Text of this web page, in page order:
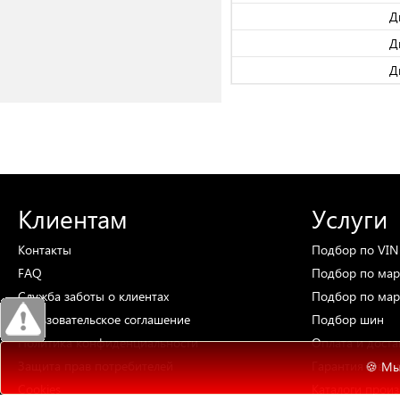
🍪
Клиентам
Контакты
FAQ
Служба заботы о клиентах
Пользовательское соглашение
Политика конфиденциальности
Защита прав потребителей
Cookies
Услуги
Подбор по VIN
Подбор по
Подбор по
Подбор шин
Оплата и
Гарантия и
Каталоги